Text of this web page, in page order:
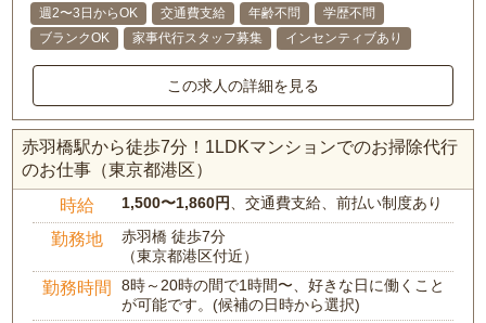
週2〜3日からOK 交通費支給 年齢不問
学歴不問
ブランクOK
家事代行スタッフ募集 インセンティブあり
この求人の詳細を見る
赤羽橋駅から徒歩7分！1LDKマンションでのお掃除代行
のお仕事（東京都港区）
時給 1,500〜1,860円、交通費支給、前払い制度あり
勤務地
赤羽橋 徒歩7分
（東京都港区付近）
勤務時間
8時～20時の間で1時間〜、好きな日に働くこと
が可能です。(候補の日時から選択)